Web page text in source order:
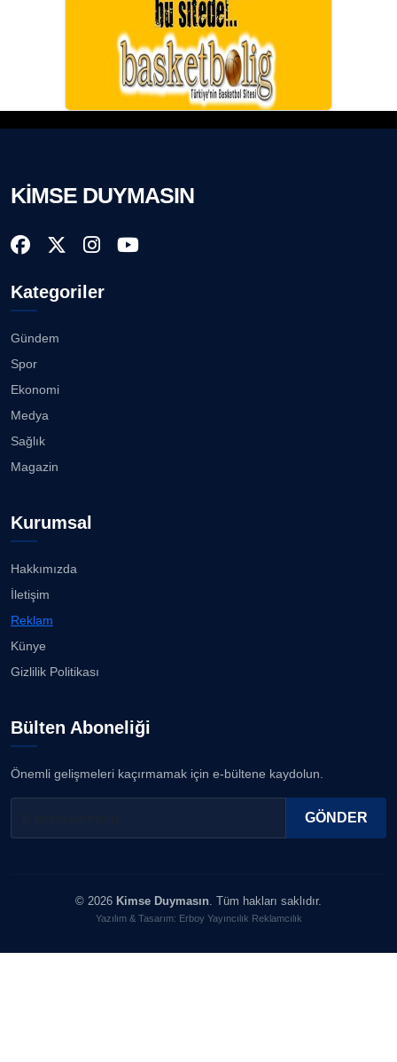
KİMSE DUYMASIN
Kategoriler
Gündem
Spor
Ekonomi
Medya
Sağlık
Magazin
Kurumsal
Hakkımızda
İletişim
Reklam
Künye
Gizlilik Politikası
Bülten Aboneliği
Önemli gelişmeleri kaçırmamak için e-bültene kaydolun.
GÖNDER
© 2026 Kimse Duymasın. Tüm hakları saklıdır.
Yazılım & Tasarım: Erboy Yayıncılık Reklamcılık